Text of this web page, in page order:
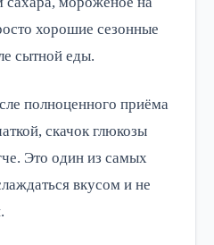
хорошие сезонные
сытной еды.
полноценного приёма
скачок глюкозы
Это один из самых
вкусом и не